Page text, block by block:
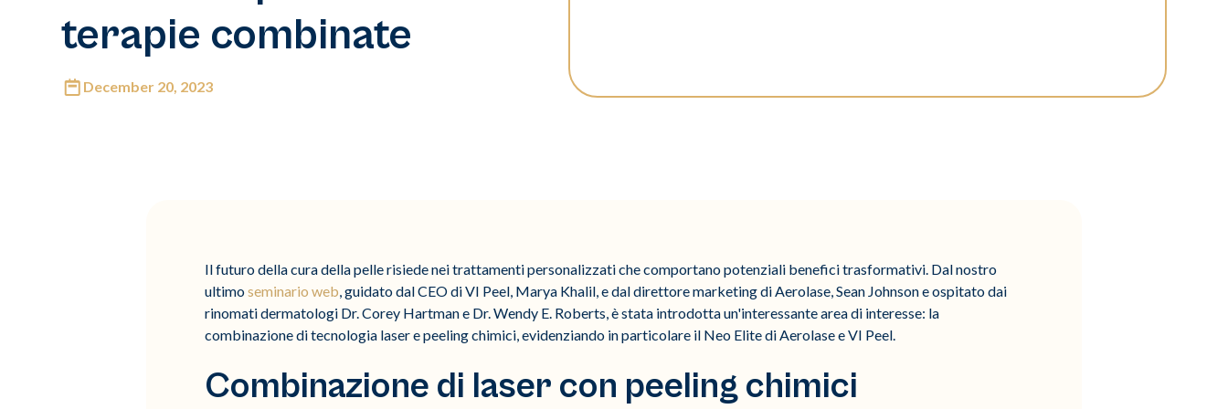
terapie combinate
December 20, 2023
Il futuro della cura della pelle risiede nei trattamenti personalizzati che comportano potenziali benefici trasformativi. Dal nostro
ultimoseminario web, guidato dal CEO di VI Peel, Marya Khalil, e dal direttore marketing di Aerolase, Sean Johnson e ospitato dai
rinomati dermatologi Dr. Corey Hartman e Dr. Wendy E. Roberts, è stata introdotta un'interessante area di interesse: la
combinazione di tecnologia laser e peeling chimici, evidenziando in particolare il Neo Elite di Aerolase e VI Peel.
Combinazione di laser con peeling chimici